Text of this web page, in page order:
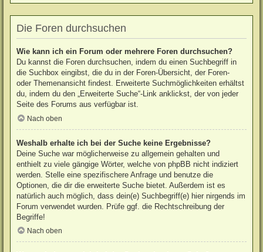
Die Foren durchsuchen
Wie kann ich ein Forum oder mehrere Foren durchsuchen?
Du kannst die Foren durchsuchen, indem du einen Suchbegriff in
die Suchbox eingibst, die du in der Foren-Übersicht, der Foren-
oder Themenansicht findest. Erweiterte Suchmöglichkeiten erhältst
du, indem du den „Erweiterte Suche“-Link anklickst, der von jeder
Seite des Forums aus verfügbar ist.
Nach oben
Weshalb erhalte ich bei der Suche keine Ergebnisse?
Deine Suche war möglicherweise zu allgemein gehalten und
enthielt zu viele gängige Wörter, welche von phpBB nicht indiziert
werden. Stelle eine spezifischere Anfrage und benutze die
Optionen, die dir die erweiterte Suche bietet. Außerdem ist es
natürlich auch möglich, dass dein(e) Suchbegriff(e) hier nirgends im
Forum verwendet wurden. Prüfe ggf. die Rechtschreibung der
Begriffe!
Nach oben